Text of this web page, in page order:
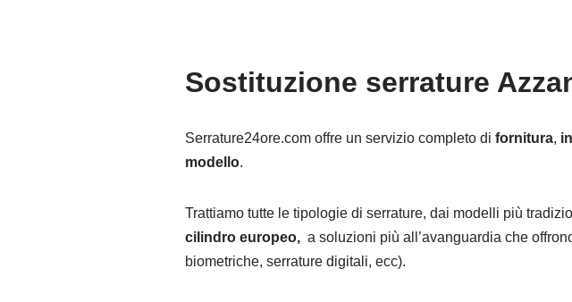
Sostituzione serrature
Serrature24ore.com offre un servizio completo di fornitura,
modello.
Trattiamo tutte le tipologie di serrature, dai modelli più
cilindro europeo, a soluzioni più all’avanguardia che
biometriche, serrature digitali, ecc).